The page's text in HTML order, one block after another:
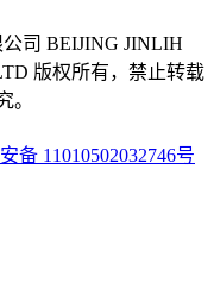
司 BEIJING JINLIH
版权所有，禁止转载
。
备 11010502032746号